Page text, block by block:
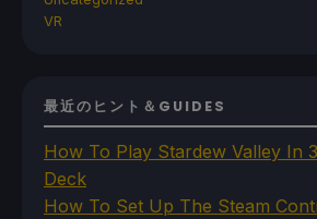
VR
最近のヒント＆GUIDES
How To Play Stardew Valley In
Deck
How To Set Up The Steam